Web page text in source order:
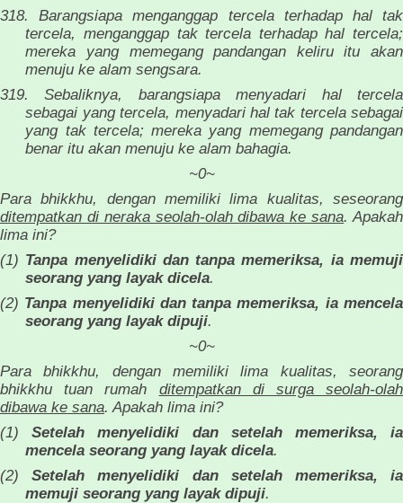
318. Barangsiapa menganggap tercela terhadap hal tak
tercela, menganggap tak tercela terhadap hal tercela;
mereka yang memegang pandangan keliru itu akan
menuju ke alam sengsara.
319. Sebaliknya, barangsiapa menyadari hal tercela
sebagai yang tercela, menyadari hal tak tercela sebagai
yang tak tercela; mereka yang memegang pandangan
benar itu akan menuju ke alam bahagia.
~0~
Para bhikkhu, dengan memiliki lima kualitas, seseorang
ditempatkan di neraka seolah-olah dibawa ke sana. Apakah
lima ini?
(1) Tanpa menyelidiki dan tanpa memeriksa, ia memuji
seorang yang layak dicela.
(2) Tanpa menyelidiki dan tanpa memeriksa, ia mencela
seorang yang layak dipuji.
~0~
Para bhikkhu, dengan memiliki lima kualitas, seorang
bhikkhu tuan rumah ditempatkan di surga seolah-olah
dibawa ke sana. Apakah lima ini?
(1)Setelah menyelidiki dan setelah memeriksa, ia
mencela seorang yang layak dicela.
(2)Setelah menyelidiki dan setelah memeriksa, ia
memuji seorang yang layak dipuji.